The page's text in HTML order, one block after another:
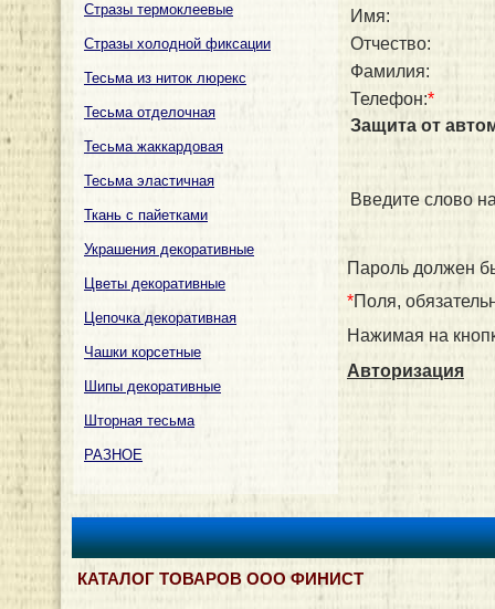
Стразы термоклеевые
Стразы холодной фиксации
Тесьма из ниток люрекс
Тесьма отделочная
Тесьма жаккардовая
Тесьма эластичная
Ткань с пайетками
Украшения декоративные
Цветы декоративные
Цепочка декоративная
Чашки корсетные
Шипы декоративные
Шторная тесьма
РАЗНОЕ
Имя:
Отчество:
Фамилия:
Телефон:*
Защита от
Введите слово
Пароль должен
*Поля,
Нажимая на
Авторизация
КАТАЛОГ ТОВАРОВ ООО ФИНИСТ